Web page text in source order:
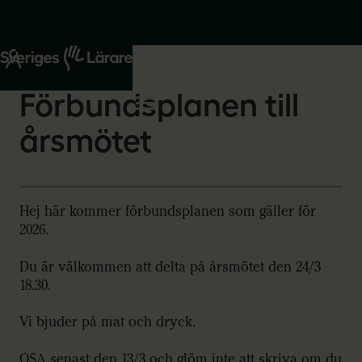
Start
Om oss
2026-03-03
Förbundsplanen till
årsmötet
Hej här kommer förbundsplanen som gäller för
2026.
Du är välkommen att delta på årsmötet den 24/3
18.30.
Vi bjuder på mat och dryck.